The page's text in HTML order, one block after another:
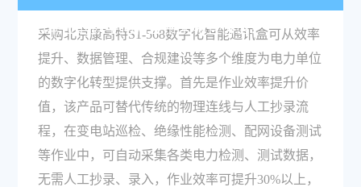
力单位的数字化转型带来哪些价值？
采购北京康高特S1-568数字化智能通讯盒可从效率
提升、数据管理、合规建设等多个维度为电力单位
的数字化转型提供支撑。首先是作业效率提升价
值，该产品可替代传统的物理连线与人工抄录流
程，在变电站巡检、绝缘性能检测、配网设备测试
等作业中，可自动采集各类电力检测、测试数据，
无需人工抄录、录入，作业效率可提升30%以上，